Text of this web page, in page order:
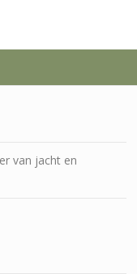
van jacht en